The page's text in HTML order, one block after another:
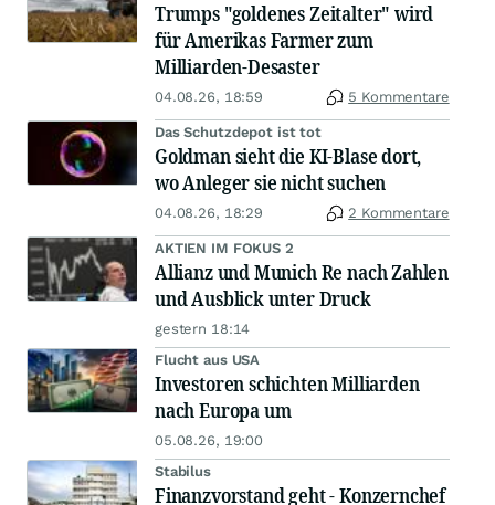
Trumps "goldenes Zeitalter" wird
für Amerikas Farmer zum
Milliarden-Desaster
04.08.26, 18:59 5 Kommentare
Das Schutzdepot ist tot
Goldman sieht die KI-Blase dort,
wo Anleger sie nicht suchen
04.08.26, 18:29 2 Kommentare
AKTIEN IM FOKUS 2
Allianz und Munich Re nach Zahlen
und Ausblick unter Druck
gestern 18:14
Flucht aus USA
Investoren schichten Milliarden
nach Europa um
05.08.26, 19:00
Stabilus
Finanzvorstand geht - Konzernchef